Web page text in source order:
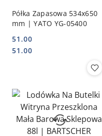
Półka Zapasowa 534x650
mm | YATO YG-05400
Cena:
51.00
Cena:
51.00